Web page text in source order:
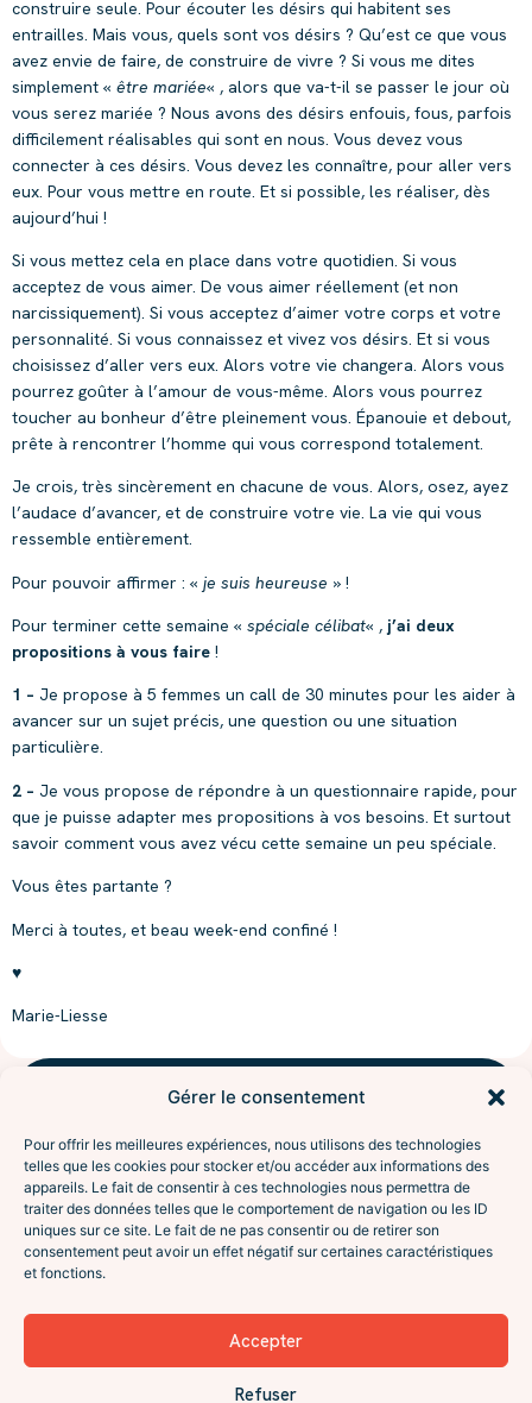
Gérer le consentement
Pour offrir les meilleures expériences, nous utilisons des technologies
telles que les cookies pour stocker et/ou accéder aux informations des
appareils. Le fait de consentir à ces technologies nous permettra de
traiter des données telles que le comportement de navigation ou les ID
uniques sur ce site. Le fait de ne pas consentir ou de retirer son
consentement peut avoir un effet négatif sur certaines caractéristiques
et fonctions.
Accepter
Refuser
construire seule. Pour écouter les désirs qui habitent ses
entrailles. Mais vous, quels sont vos désirs ? Qu’est ce que vous
avez envie de faire, de construire de vivre ? Si vous me dites
simplement « être mariée« , alors que va-t-il se passer le jour où
vous serez mariée ? Nous avons des désirs enfouis, fous, parfois
difficilement réalisables qui sont en nous. Vous devez vous
connecter à ces désirs. Vous devez les connaître, pour aller vers
eux. Pour vous mettre en route. Et si possible, les réaliser, dès
aujourd’hui !
Si vous mettez cela en place dans votre quotidien. Si vous
acceptez de vous aimer. De vous aimer réellement (et non
narcissiquement). Si vous acceptez d’aimer votre corps et votre
personnalité. Si vous connaissez et vivez vos désirs. Et si vous
choisissez d’aller vers eux. Alors votre vie changera. Alors vous
pourrez goûter à l’amour de vous-même. Alors vous pourrez
toucher au bonheur d’être pleinement vous. Épanouie et debout,
prête à rencontrer l’homme qui vous correspond totalement.
Je crois, très sincèrement en chacune de vous. Alors, osez, ayez
l’audace d’avancer, et de construire votre vie. La vie qui vous
ressemble entièrement.
Pour pouvoir affirmer : « je suis heureuse » !
Pour terminer cette semaine « spéciale célibat« , j’ai deux
propositions à vous faire !
1 – Je propose à 5 femmes un call de 30 minutes pour les aider à
avancer sur un sujet précis, une question ou une situation
particulière.
2 – Je vous propose de répondre à un questionnaire rapide, pour
que je puisse adapter mes propositions à vos besoins. Et surtout
savoir comment vous avez vécu cette semaine un peu spéciale.
Vous êtes partante ?
Merci à toutes, et beau week-end confiné !
♥
Marie-Liesse
Sésame
De l’attente à la vraie
rencontre. Coaching en
relation amoureuse, pour
relation. En visio ou à Lyon.
Réserver Un Échange
NAVIGUER
Accompagnements
À propos
Interventions
Le programme Excursion
Contact
SUIVRE
Facebook
LinkedIn